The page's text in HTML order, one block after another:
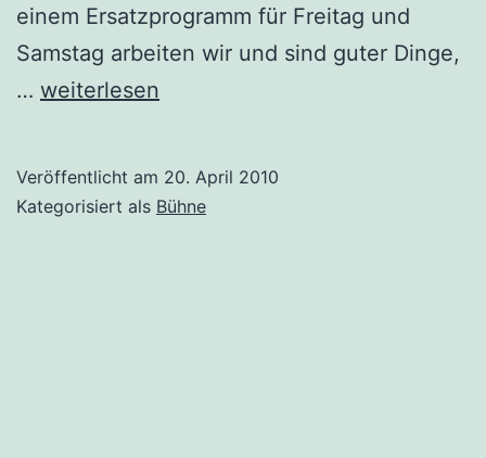
einem Ersatzprogramm für Freitag und
Samstag arbeiten wir und sind guter Dinge,
… „Zum
Premiere
weiterlesen
Veröffentlicht am 20. April 2010
Kategorisiert als Bühne